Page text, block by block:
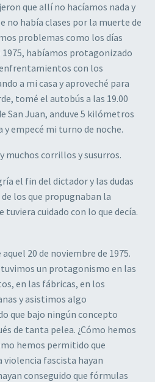
que allí no hacíamos nada y
no había clases por la muerte de
problemas como los días
habíamos protagonizado
con los
a mi casa y aproveché para
tomé el autobús a las 19.00
San Juan, anduve 5 kilómetros
empecé mi turno de noche.
muchos corrillos y susurros.
el fin del dictador y las dudas
los que propugnaban la
tuviera cuidado con lo que decía.
20 de noviembre de 1975.
un protagonismo en las
en las fábricas, en los
y asistimos algo
que bajo ningún concepto
de tanta pelea. ¿Cómo hemos
hemos permitido que
fascista hayan
conseguido que fórmulas